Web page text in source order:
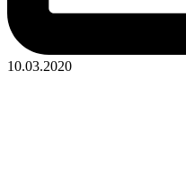
10.03.2020